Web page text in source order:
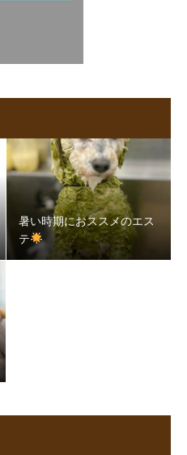
暑い時期におススメのエス
テ